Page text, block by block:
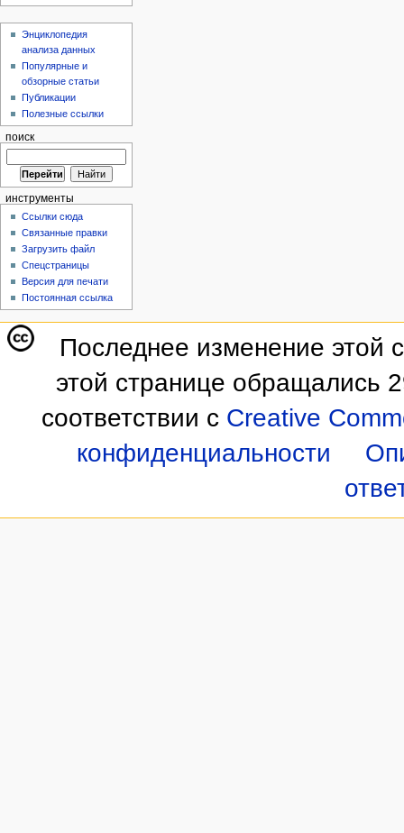
Энциклопедия
анализа данных
Популярные и
обзорные статьи
Публикации
Полезные ссылки
поиск
инструменты
Ссылки сюда
Связанные правки
Загрузить файл
Спецстраницы
Версия для печати
Постоянная ссылка
Последнее изменение этой
этой странице обращались
соответствии с Creative
конфиденциальности